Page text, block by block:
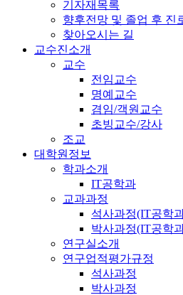
기자재목록
향후전망 및 졸업 후 진
찾아오시는 길
교수진소개
교수
전임교수
명예교수
겸임/객원교수
초빙교수/강사
조교
대학원정보
학과소개
IT공학과
교과과정
석사과정(IT공학
박사과정(IT공학
연구실소개
연구업적평가규정
석사과정
박사과정